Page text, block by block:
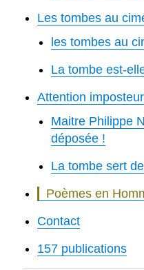
Les tombes au
les tombes au
La tombe est-
Attention
Maitre Philippe
déposée !
La tombe sert
Poèmes en
Contact
157 publications